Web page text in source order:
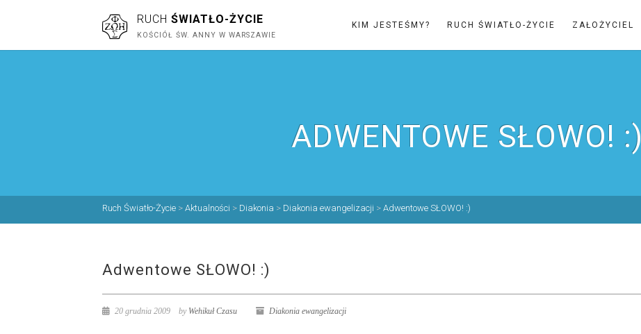
RUCH ŚWIATŁO-ŻYCIE
KOŚCIÓŁ ŚW. ANNY W WARSZAWIE
KIM JESTEŚMY? RUCH ŚWIATŁO-ŻYCIE ZAŁOŻYCIEL
ADWENTOWE SŁOWO! :)
Ruch Światło-Życie > Aktualności > Diakonia > Diakonia ewangelizacji > Adwentowe SŁOWO! :)
Adwentowe SŁOWO! :)
20 grudnia 2009 by Wehikuł Czasu Diakonia ewangelizacji